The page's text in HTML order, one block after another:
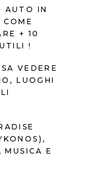
AUTO IN
+ 10
!
VEDERE
LUOGHI
E